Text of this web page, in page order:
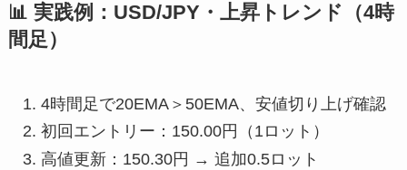
📊 実践例：USD/JPY・上昇トレンド（4時
間足）
4時間足で20EMA＞50EMA、安値切り上げ確認
初回エントリー：150.00円（1ロット）
高値更新：150.30円 → 追加0.5ロット